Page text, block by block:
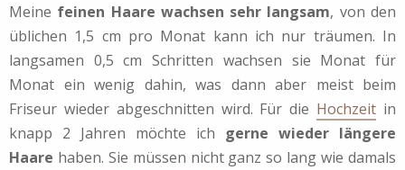
Meine feinen Haare wachsen sehr langsam, von den
üblichen 1,5 cm pro Monat kann ich nur träumen. In
langsamen 0,5 cm Schritten wachsen sie Monat für
Monat ein wenig dahin, was dann aber meist beim
Friseur wieder abgeschnitten wird. Für die Hochzeit in
knapp 2 Jahren möchte ich gerne wieder längere
Haare haben. Sie müssen nicht ganz so lang wie damals